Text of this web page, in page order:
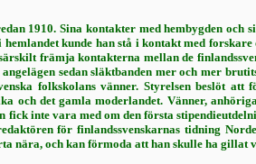
1910. Sina kontakter med hembygden och
kunde han stå i kontakt med
främja kon­takterna mellan de
sedan släktbanden mer och mer
folkskolans vänner. Styrelsen beslöt att
det gamla mo­derlandet. Vänner,
inte vara med om den första
för finlandssvenskarnas tidning
nära, och kan för­moda att han skulle ha gillat